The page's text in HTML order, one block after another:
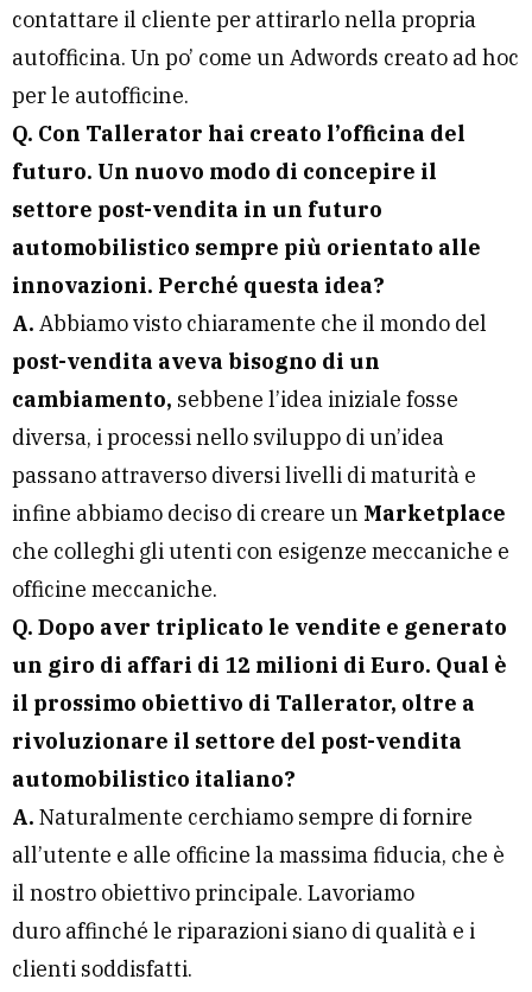
contattare il cliente per attirarlo nella propria
autofficina. Un po’ come un Adwords creato ad hoc
per le autofficine.
Q. Con Tallerator hai creato l’officina del
futuro. Un nuovo modo di concepire il
settore post-vendita in un futuro
automobilistico sempre più orientato alle
innovazioni. Perché questa idea?
A. Abbiamo visto chiaramente che il mondo del
post-vendita aveva bisogno di un
cambiamento, sebbene l’idea iniziale fosse
diversa, i processi nello sviluppo di un’idea
passano attraverso diversi livelli di maturità e
infine abbiamo deciso di creare un Marketplace
che colleghi gli utenti con esigenze meccaniche e
officine meccaniche.
Q. Dopo aver triplicato le vendite e generato
un giro di affari di 12 milioni di Euro. Qual è
il prossimo obiettivo di Tallerator, oltre a
rivoluzionare il settore del post-vendita
automobilistico italiano?
A. Naturalmente cerchiamo sempre di fornire
all’utente e alle officine la massima fiducia, che è
il nostro obiettivo principale. Lavoriamo
duro affinché le riparazioni siano di qualità e i
clienti soddisfatti.